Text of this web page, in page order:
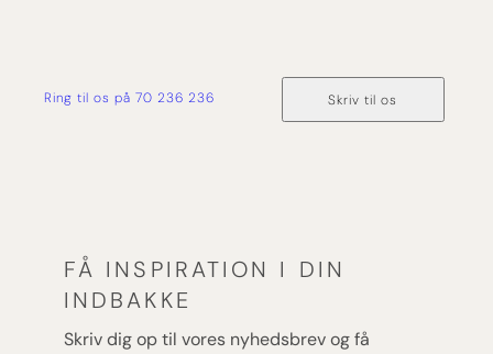
Ring til os på 70 236 236 Skriv til os
FÅ INSPIRATION I DIN
INDBAKKE
Skriv dig op til vores nyhedsbrev og få